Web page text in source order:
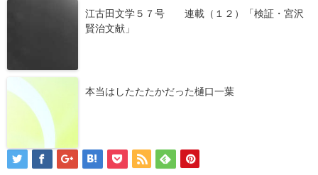
江古田文学５７号 連載（１２）「検証・宮沢
賢治文献」
本当はしたたたかだった樋口一葉